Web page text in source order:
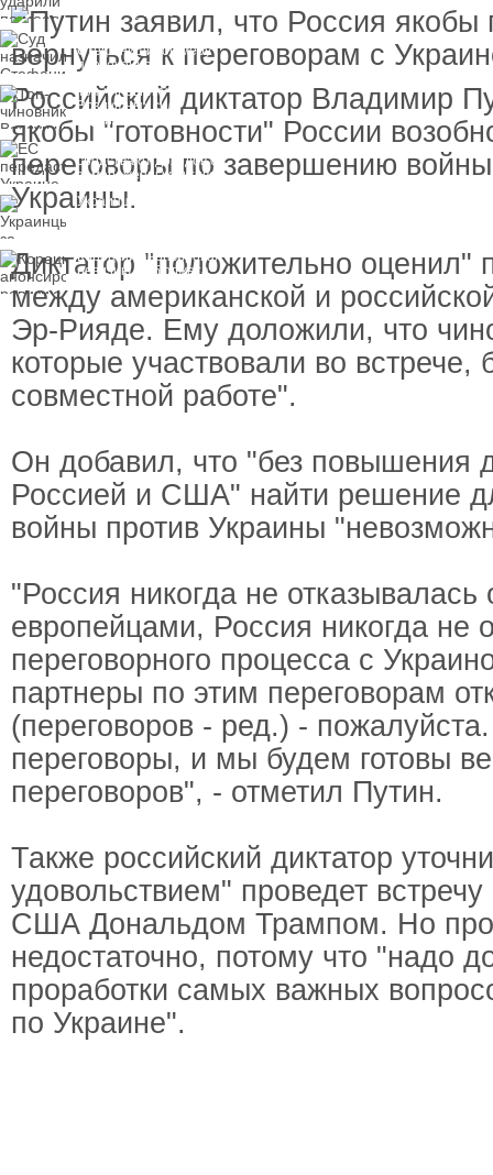
вражеской РЛС
Суд назначил
Стефанишиной меру
пресечения
Топ-чиновнику
Воздушных сил
вручили подозрение по
делу о растрате более
ЕС передаст Украине
средства от доходов от
замороженных активов
России
Украинцы за рубежом
Корецкий анонсировал
ревизию госбюджета
Российский диктатор Владимир
якобы "готовности" России
переговоры по завершению
Украины.
Диктатор "положительно оценил"
между американской и
Эр-Рияде. Ему доложили, что
которые участвовали во встрече,
совместной работе".
Он добавил, что "без повышения
Россией и США" найти решение
войны против Украины
"Россия никогда не отказывалась
европейцами, Россия никогда не
переговорного процесса с
партнеры по этим переговорам
(переговоров - ред.) -
переговоры, и мы будем готовы
переговоров", - отметил Путин.
Также российский диктатор
удовольствием" проведет
США Дональдом Трампом. Но
недостаточно, потому что "надо
проработки самых важных
по Украине".